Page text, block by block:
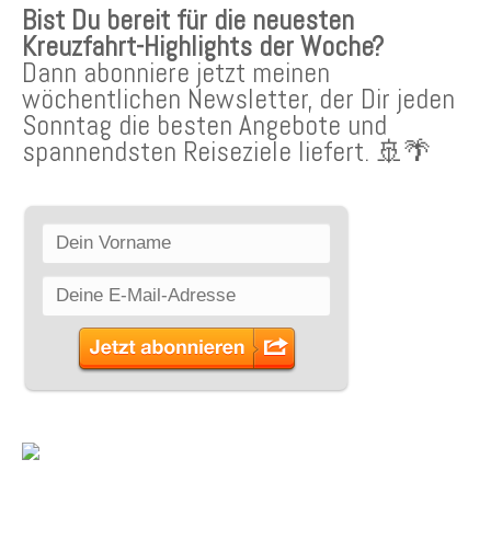
Bist Du bereit für die neuesten
Kreuzfahrt-Highlights der Woche?
Dann abonniere jetzt meinen
wöchentlichen Newsletter, der Dir jeden
Sonntag die besten Angebote und
spannendsten Reiseziele liefert. 🚢🌴